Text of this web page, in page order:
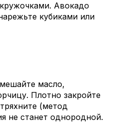
Авокадо
кубиками или
масло,
Плотно закройте
(метод
не станет однородной.